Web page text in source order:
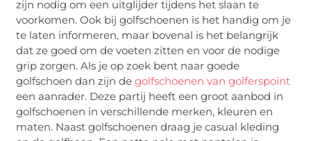
zijn nodig om een uitglijder tijdens het slaan te
voorkomen. Ook bij golfschoenen is het handig om je
te laten informeren, maar bovenal is het belangrijk
dat ze goed om de voeten zitten en voor de nodige
grip zorgen. Als je op zoek bent naar goede
golfschoen dan zijn degolfschoenen van golferspoint
een aanrader. Deze partij heeft een groot aanbod in
golfschoenen in verschillende merken, kleuren en
maten. Naast golfschoenen draag je casual kleding